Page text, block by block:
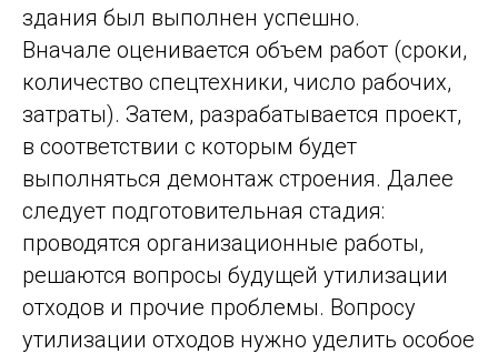
здания был выполнен успешно.
Вначале оценивается объем работ (сроки,
количество спецтехники, число рабочих,
затраты). Затем, разрабатывается проект,
в соответствии с которым будет
выполняться демонтаж строения. Далее
следует подготовительная стадия:
проводятся организационные работы,
решаются вопросы будущей утилизации
отходов и прочие проблемы. Вопросу
утилизации отходов нужно уделить особое